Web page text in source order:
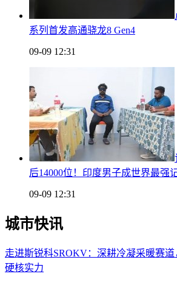
系列首发高通骁龙8 Gen4
09-09 12:31
后14000位！印度男子成世界最强
09-09 12:31
城市快讯
走进斯锐科SROKV：深耕冷凝采暖赛
硬核实力